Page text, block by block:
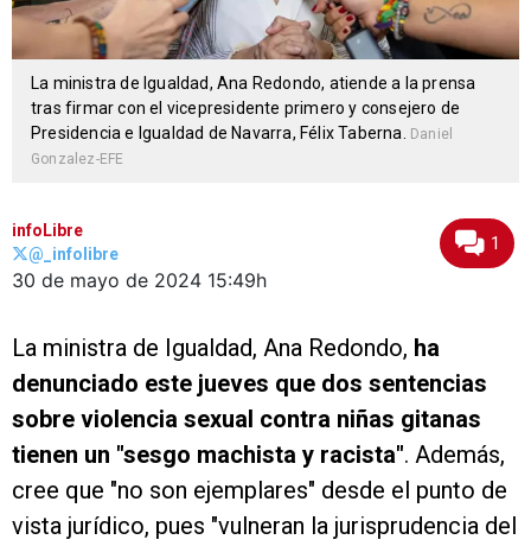
La ministra de Igualdad, Ana Redondo, atiende a la prensa
tras firmar con el vicepresidente primero y consejero de
Presidencia e Igualdad de Navarra, Félix Taberna.
Daniel
Gonzalez-EFE
infoLibre
@_infolibre
30 de mayo de 2024 15:49h
1
La ministra de Igualdad, Ana Redondo, ha
denunciado este jueves que dos sentencias
sobre violencia sexual contra niñas gitanas
tienen un "sesgo machista y racista". Además,
cree que "no son ejemplares" desde el punto de
vista jurídico, pues "vulneran la jurisprudencia del